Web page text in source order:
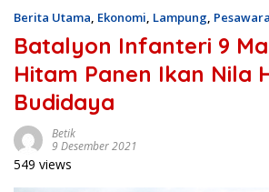
Berita Utama, Ekonomi, Lampung,
Batalyon Infanteri 9
Hitam Panen Ikan Nila
Budidaya
Betik
9 Desember 2021
549 views